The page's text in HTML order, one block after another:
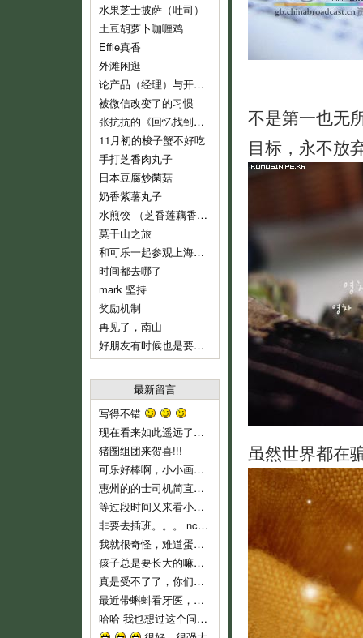
水果芝士披萨（吐司）
土豆胡萝卜咖喱鸡
Effie真香
外滩闲逛
论产品（经理）与开发（经理）的话语权
被微信改变了的习惯
张抗抗的《回忆找到了我》
11月初的梭子蟹不好吃
手打芝香肉丸子
日本豆腐炒菌菇
奶香紫薯丸子
水煎饺 （芝香莲藕香菇肉饺）
莫干山之旅
和可乐一起参观上海鲁迅纪念馆
时间都去哪了
mark 坚持
奖励机制
再见了，南山
好朋友有时候也是要分开的
最新留言
写得不错
现在看来如此遥远了……
猪圈组团来贺喜!!!
可乐好棒啊，小小画家！
惠州的的士司机简直就是人渣...服务态度不好..个人素质差..喜欢兜远路,花钱做他们的的士..他们反而是老大,还说争创文明城市,有
等过段时间又来看小可乐
非要去插班。。。 nc，nc，新时代的蛋痛。
我就很奇怪，难道蛋教主和教主夫人小时候没有去过幼儿园么？难倒不记得当时自己的心情吗？ 自从蛋教主一开始说通过洗脑，可以让小孩
孩子总是要长大的嘛，3岁上幼儿园也不算早吧，我们从来不乱给药给可乐吃的，就是发烧不高，我们也都是坚持监督喝水降温而已。长河叔叔，太
真是受不了了，你们就不能让可乐对幼儿园渐进适应吗？ 都开始出现生理反应了。再说，现在小孩这么小，不能随便用药，怎么像起来这么
最近带蝌蚪看牙医，医生说只要有牙齿就要开始刷牙！ 不过貌似小朋友不是很好教，蝌蚪现在非常愿意啃牙刷~ 听好些人提到巧虎里教刷牙
哈哈 我也想过这个问题。我不相信自己会有电影主角这么好的运气，所以宁愿跟那个最早发现问题的可怜科学家一样，全家人在一起……
不是第一也无
目标，永不放
虽然世界都在